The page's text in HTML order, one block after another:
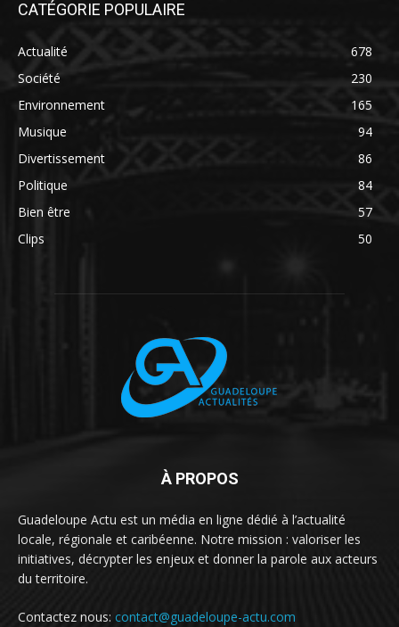
CATÉGORIE POPULAIRE
Actualité
678
Société
230
Environnement
165
Musique
94
Divertissement
86
Politique
84
Bien être
57
Clips
50
À PROPOS
Guadeloupe Actu est un média en ligne dédié à l’actualité
locale, régionale et caribéenne. Notre mission : valoriser les
initiatives, décrypter les enjeux et donner la parole aux acteurs
du territoire.
Contactez nous: contact@guadeloupe-actu.com